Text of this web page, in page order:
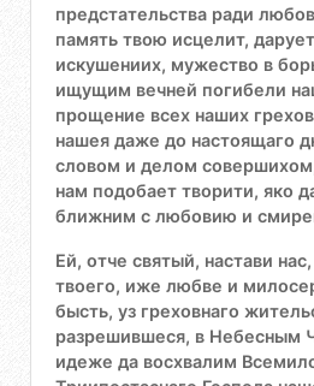
предстательства ради
память твою исцелит,
искушениих, мужество в
ищущим вечней погибели
прощение всех наших
нашея даже до настоящаго
словом и делом
нам подобает творити, яко
ближним с любовию и
Ей, отче святый, настави
твоего, иже любве и
бысть, уз греховнаго
разрешившеся, в Небесным
идеже да восхвалим